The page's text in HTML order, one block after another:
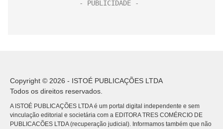
Copyright © 2026 - ISTOÉ PUBLICAÇÕES LTDA
Todos os direitos reservados.
A ISTOÉ PUBLICAÇÕES LTDA é um portal digital independente e sem
vinculação editorial e societária com a EDITORA TRES COMÉRCIO DE
PUBLICACÕES LTDA (recuperação judicial). Informamos também que não